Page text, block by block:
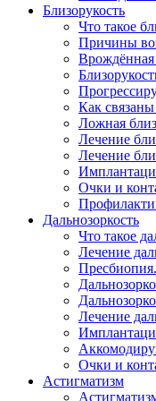
Близорукость
Что такое
Причины
Врождённая
Как связаны
Ложная
Лечение
Лечение
Очки и
Дальнозоркость
Что такое
Лечение
Лечение
Очки и
Астигматизм